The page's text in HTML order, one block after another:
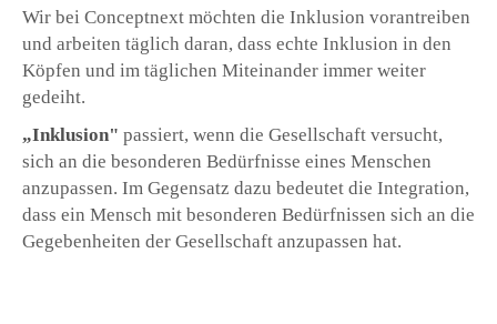
Wir bei Conceptnext möchten die Inklusion vorantreiben
und arbeiten täglich daran, dass echte Inklusion in den
Köpfen und im täglichen Miteinander immer weiter
gedeiht.
„Inklusion" passiert, wenn die Gesellschaft versucht,
sich an die besonderen Bedürfnisse eines Menschen
anzupassen. Im Gegensatz dazu bedeutet die Integration,
dass ein Mensch mit besonderen Bedürfnissen sich an die
Gegebenheiten der Gesellschaft anzupassen hat.